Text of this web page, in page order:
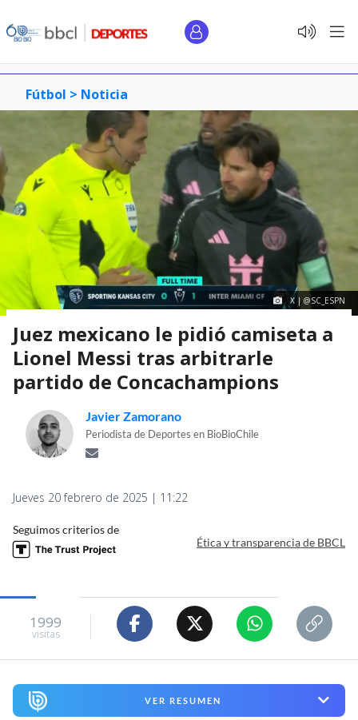
Fútbol > Noticia
X | @SC_ESPN
Juez mexicano le pidió camiseta a
Lionel Messi tras arbitrarle
partido de Concachampions
Javier Zamorano
Periodista de Deportes en BioBioChile
Jueves 20 febrero de 2025 | 11:22
Seguimos criterios de
Ética y transparencia de BBCL
1999
visitas
VER RESUMEN